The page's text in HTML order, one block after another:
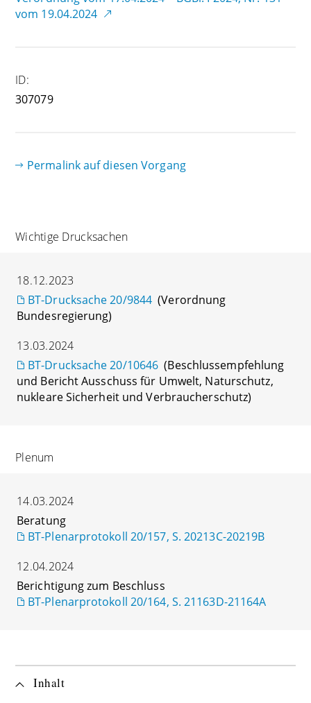
vom 19.04.2024
ID:
307079
Permalink auf diesen Vorgang
Wichtige Drucksachen
18.12.2023
BT-Drucksache 20/9844 (Verordnung
Bundesregierung)
13.03.2024
BT-Drucksache 20/10646 (Beschlussempfehlung
und Bericht Ausschuss für Umwelt, Naturschutz,
nukleare Sicherheit und Verbraucherschutz)
Plenum
14.03.2024
Beratung
BT-Plenarprotokoll 20/157, S. 20213C-20219B
12.04.2024
Berichtigung zum Beschluss
BT-Plenarprotokoll 20/164, S. 21163D-21164A
Inhalt